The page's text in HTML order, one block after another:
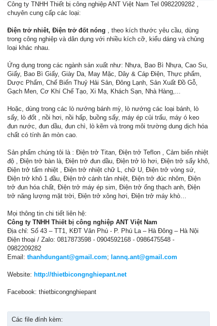
Công ty TNHH Thiết bị công nghiệp ANT Việt Nam Tel 0982209282 ,
chuyên cung cấp các loại:
Điện trở nhiêt, Điện trở đốt nóng , theo kích thước yêu cầu, dùng
trong công nghiệp và dân dụng với nhiều kích cỡ, kiểu dáng và chủng
loại khác nhau.
Ứng dụng trong các ngành sản xuất như: Nhựa, Bao Bì Nhựa, Cao Su,
Giấy, Bao Bì Giấy, Giày Da, May Mặc, Dây & Cáp Điện, Thực phẩm,
Dược Phẩm, Chế Biến Thuỷ Hải Sản, Đông Lạnh, Sản Xuất Đồ Gỗ,
Gạch Men, Cơ Khí Chế Tạo, Xi Mạ, Khách Sạn, Nhà Hàng,...
Hoặc, dùng trong các lò nướng bánh mỳ, lò nướng các loại bánh, lò
sấy, lò đốt , nồi hơi, nồi hấp, buồng sấy, máy ép củi trấu, máy ó keo
đun nước, đun dầu, đun chì, lò kẽm và trong môi trường dung dịch hóa
chất có tính ăn mòn cao.
Sản phẩm chúng tôi là : Điện trở Titan, Điện trở Teflon , Cảm biến nhiệt
độ , Điện trở bàn là, Điện trở đun dầu, Điện trở lò hơi, Điện trở sấy khô,
Điện trở tấm nhiệt , Điện trở nhiệt chữ L, chữ U, Điện trở vòng sứ,
Điện trở khô 1 đầu, Điện trở cánh tản nhiệt, Điện trở đúc nhôm, Điện
trở đun hóa chất, Điện trở máy ép sim, Điện trở ống thạch anh, Điện
trở năng lượng mặt trời, Điện trở xông hơi, Điện trở máy khò…
Mọi thông tin chi tiết liên hệ:
Công ty TNHH Thiết bị công nghiệp ANT Việt Nam
Địa chỉ: Số 43 – TT1, KĐT Văn Phú - P. Phú La – Hà Đông – Hà Nội
Điện thoại / Zalo: 0817873598 - 0904592168 - 0986475548 -
0982209282
Email: thanhdungant@gmail.com; lannq.ant@gmail.com
Website: http://thietbicongnghiepant.net
Facebook: thietbicongnghiepant
Các file đính kèm: